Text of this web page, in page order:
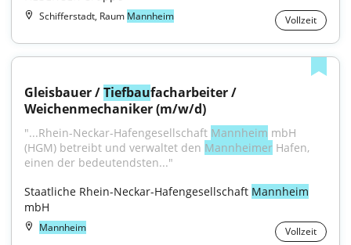
Schifferstadt, Raum Mannheim Vollzeit
Gleisbauer / Tiefbaufacharbeiter /
Weichenmechaniker (m/w/d)
"...Rhein-Neckar-Hafengesellschaft Mannheim mbH
(HGM) betreibt und verwaltet den Mannheimer Hafen,
einen der bedeutendsten..."
Staatliche Rhein-Neckar-Hafengesellschaft Mannheim
mbH
Mannheim Vollzeit